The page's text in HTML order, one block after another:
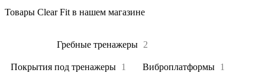
Товары Clear Fit в нашем магазине
Гребные тренажеры 2
Покрытия под тренажеры 1 Виброплатформы 1